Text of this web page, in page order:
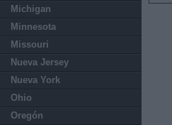
Michigan
Minnesota
Missouri
Nueva Jersey
Nueva York
Ohio
Oregón